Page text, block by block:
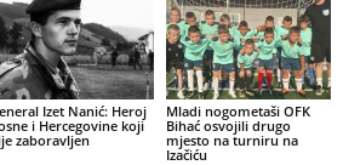
Izet Nanić: Heroj
i Hercegovine koji
zaboravljen
Mladi nogometaši OFK
Bihać osvojili drugo
mjesto na turniru na
Izačiću